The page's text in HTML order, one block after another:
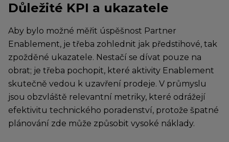
Důležité KPI a ukazatele
Aby bylo možné měřit úspěšnost Partner
Enablement, je třeba zohlednit jak předstihové, tak
zpožděné ukazatele. Nestačí se dívat pouze na
obrat; je třeba pochopit, které aktivity Enablement
skutečně vedou k uzavření prodeje. V průmyslu
jsou obzvláště relevantní metriky, které odrážejí
efektivitu technického poradenství, protože špatné
plánování zde může způsobit vysoké náklady.